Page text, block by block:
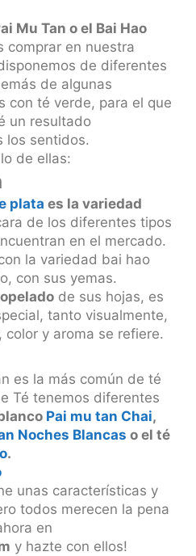
Mu Tan o el Bai Hao
comprar en nuestra
de diferentes
de algunas
con té verde, para el que
un resultado
los sentidos.
de ellas:
plata es la variedad
de los diferentes tipos
en el mercado.
la variedad bai hao
con sus yemas.
de sus hojas, es
tanto visualmente,
color y aroma se refiere.
es la más común de té
Té tenemos diferentes
Pai mu tan Chai,
Noches Blancas o el té
.
unas características y
todos merecen la pena
en
y hazte con ellos!